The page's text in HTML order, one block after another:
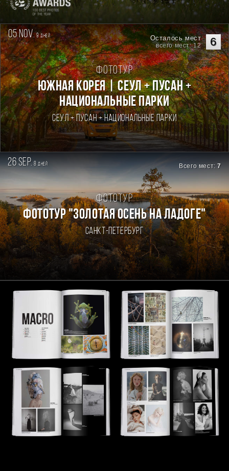
05 nov. 9дней 6
Осталось мест
всего мест: 12
Фототур
Южная Корея | Сеул + Пусан +
национальные парки
Сеул + Пусан + национальные парки
26 sep. 8дней Всего мест:7
Фототур
ФОТОТУР "ЗОЛОТАЯ ОСЕНЬ НА ЛАДОГЕ"
Санкт-Петербург